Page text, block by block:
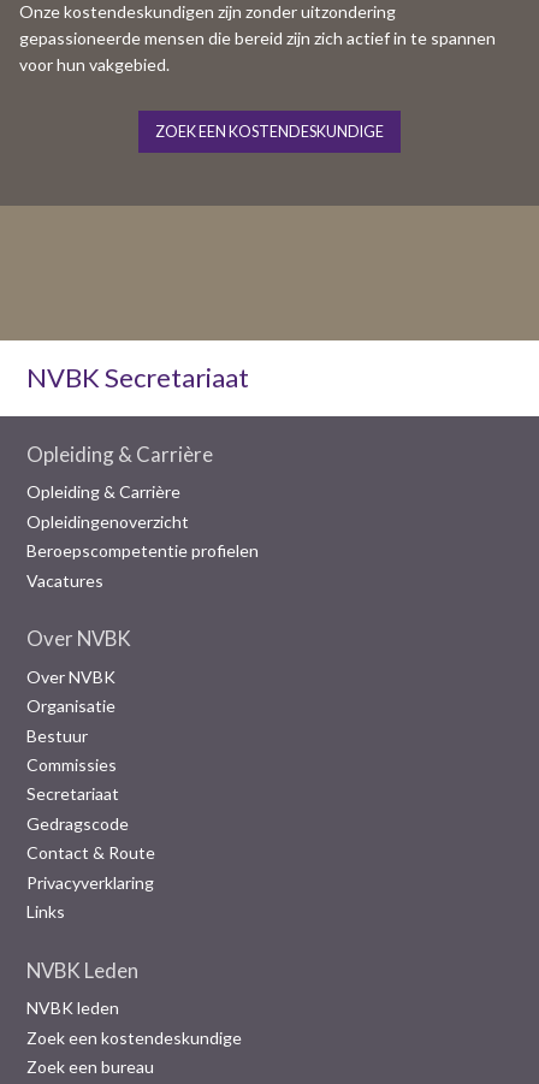
Onze kostendeskundigen zijn zonder uitzondering
gepassioneerde mensen die bereid zijn zich actief in te spannen
voor hun vakgebied.
ZOEK EEN KOSTENDESKUNDIGE
NVBK Secretariaat
Opleiding & Carrière
Opleiding & Carrière
Opleidingenoverzicht
Beroepscompetentie profielen
Vacatures
Over NVBK
Over NVBK
Organisatie
Bestuur
Commissies
Secretariaat
Gedragscode
Contact & Route
Privacyverklaring
Links
NVBK Leden
NVBK leden
Zoek een kostendeskundige
Zoek een bureau